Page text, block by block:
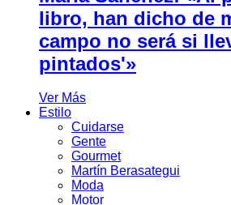
libro, han dicho de
campo no será si
pintados'»
Ver Más
Estilo
Cuidarse
Gente
Gourmet
Martín Berasategui
Moda
Motor